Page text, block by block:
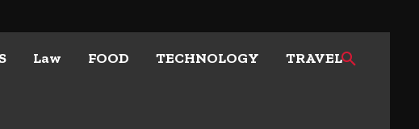
Law FOOD TECHNOLOGY TRAVEL